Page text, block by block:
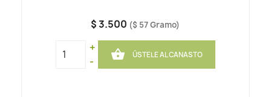
$ 3.500 ($ 57 Gramo)
+
-
 ÚSTELE AL CANASTO